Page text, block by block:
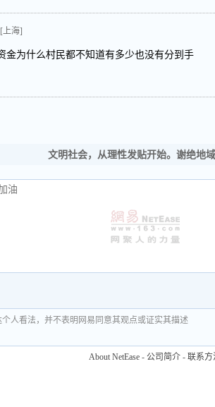
[上海]
金为什么村民都不知道有多少也没有分到手
文明社会，从理性发贴开始。谢绝地
人看法，并不表明网易同意其观点或证实其描述
About NetEase - 公司简介 - 联系方